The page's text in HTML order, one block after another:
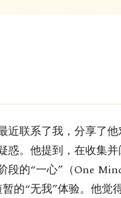
近联系了我，分享了
惑。他提到，在收集
段的“一心”（One
的“无我”体验。他